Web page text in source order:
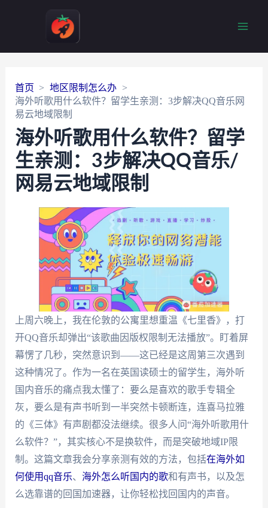
首页
地区限制怎么办
海外听歌用什么软件？留学生亲测：3步解决QQ音乐网
易云地域限制
海外听歌用什么软件？留学
生亲测：3步解决QQ音乐/
网易云地域限制
上周六晚上，我在伦敦的公寓里想重温《七里香》，打
开QQ音乐却弹出“该歌曲因版权限制无法播放”。盯着屏
幕愣了几秒，突然意识到——这已经是这周第三次遇到
这种情况了。作为一名在英国读硕士的留学生，海外听
国内音乐的痛点我太懂了：要么是喜欢的歌手专辑全
灰，要么是有声书听到一半突然卡顿断连，连喜马拉雅
的《三体》有声剧都没法继续。很多人问“海外听歌用什
么软件？”，其实核心不是换软件，而是突破地域IP限
制。这篇文章我会分享亲测有效的方法，包括在海外如
何使用qq音乐、 海外怎么听国内的歌和有声书，以及怎
么选靠谱的回国加速器，让你轻松找回国内的声音。